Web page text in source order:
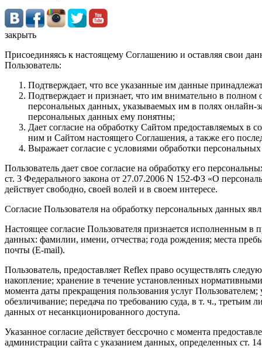
закрыть
Присоединяясь к настоящему Соглашению и оставляя свои
Пользователь:
Подтверждает, что все указанные им данные
Подтверждает и признает, что им внимательно в
персональных данных, указываемых им в полях онлайн-
персональных данных ему понятны;
Дает согласие на обработку Сайтом предоставляемых
ним и Сайтом настоящего Соглашения, а также его
Выражает согласие с условиями обработки
Пользователь дает свое согласие на обработку его
ст. 3 Федерального закона от 27.07.2006 N 152-ФЗ «О
действует свободно, своей волей и в своем интересе.
Согласие Пользователя на обработку персональных данных
Настоящее согласие Пользователя признается исполненным
данных: фамилии, имени, отчества; года рождения; места
почты (E-mail).
Пользователь, предоставляет Reflex право осуществлять
накопление; хранение в течение установленных
момента даты прекращения пользования услуг
обезличивание; передача по требованию суда, в т. ч.,
данных от несанкционированного доступа.
Указанное согласие действует бессрочно с момента
администрации сайта с указанием данных, определенных ст.